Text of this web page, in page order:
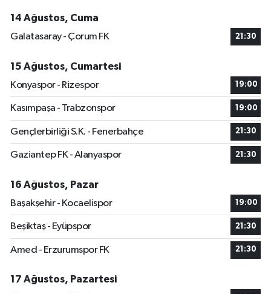
14 Ağustos, Cuma
Galatasaray - Çorum FK
21:30
15 Ağustos, Cumartesi
Konyaspor - Rizespor
19:00
Kasımpaşa - Trabzonspor 19:00
Gençlerbirliği S.K. - Fenerbahçe 21:30
Gaziantep FK - Alanyaspor 21:30
16 Ağustos, Pazar
Başakşehir - Kocaelispor
19:00
Beşiktaş - Eyüpspor 21:30
Amed - Erzurumspor FK 21:30
17 Ağustos, Pazartesi